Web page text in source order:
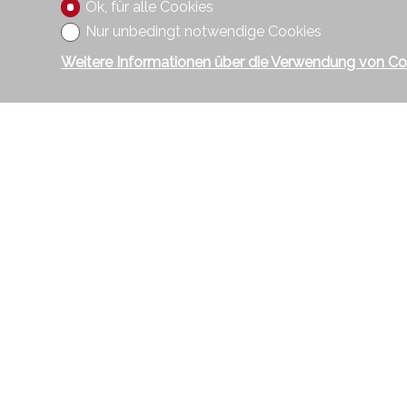
Ok, für alle Cookies
Nur unbedingt notwendige Cookies
Weitere Informationen über die Verwendung von